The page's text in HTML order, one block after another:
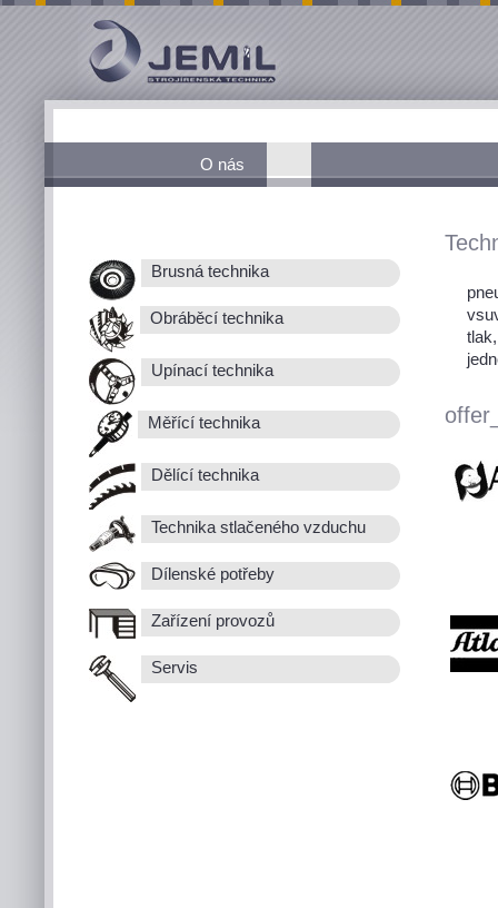
O nás
Brusná technika
Obráběcí technika
Upínací technika
Měřící technika
Dělící technika
Technika stlačeného vzduchu
Dílenské potřeby
Zařízení provozů
Servis